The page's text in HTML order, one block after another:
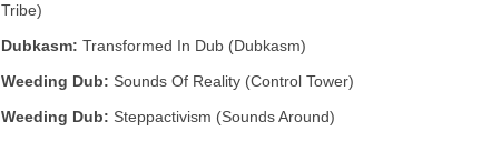
Tribe)
Dubkasm: Transformed In Dub (Dubkasm)
Weeding Dub: Sounds Of Reality (Control Tower)
Weeding Dub: Steppactivism (Sounds Around)